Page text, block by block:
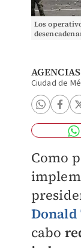
Los
AGENCIAS
Ciudad de
Como
cabo